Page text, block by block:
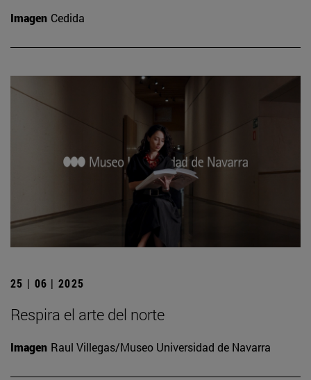
Imagen Cedida
25 | 06 | 2025
Respira el arte del norte
Imagen Raul Villegas/Museo Universidad de Navarra